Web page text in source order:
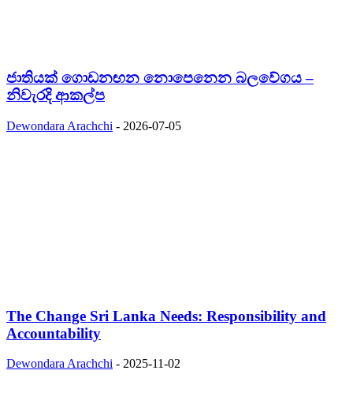
ජාතියක් ගොඩනඟන නොපෙනෙන බලවේගය –
නිවැරදි ආකල්ප
Dewondara Arachchi - 2026-07-05
The Change Sri Lanka Needs: Responsibility and
Accountability
Dewondara Arachchi - 2025-11-02